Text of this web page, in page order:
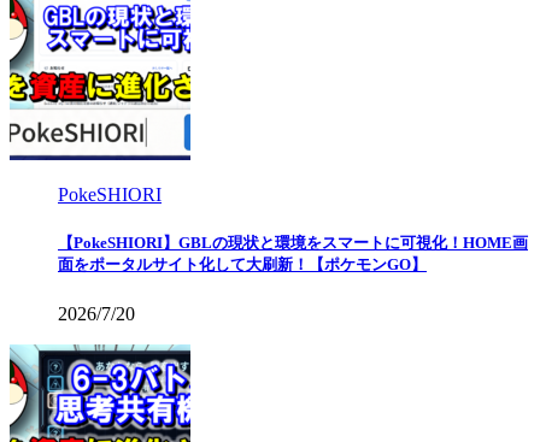
PokeSHIORI
【PokeSHIORI】GBLの現状と環境をスマートに可視化！HOME画
面をポータルサイト化して大刷新！【ポケモンGO】
2026/7/20